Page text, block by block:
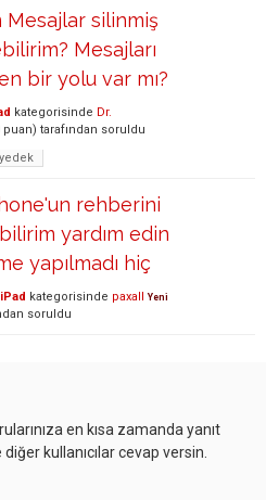
Mesajlar silinmiş
Mesajları
bir yolu var mı?
kategorisinde Dr.
puan) tarafından soruldu
yedek
rehberini
yardım edin
yapılmadı hiç
kategorisinde paxall Yeni
soruldu
en kısa zamanda yanıt
kullanıcılar cevap versin.